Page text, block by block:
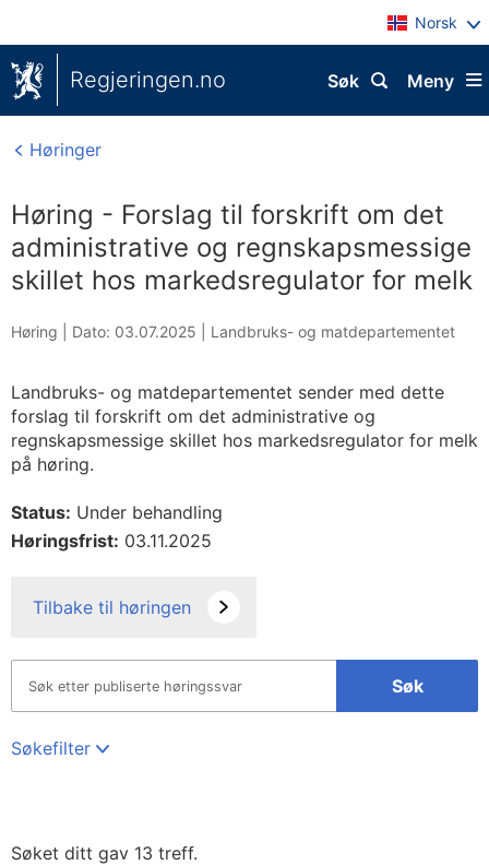
Norsk
Regjeringen.no Meny
Søk
Høringer
Høring - Forslag til forskrift om det
administrative og regnskapsmessige
skillet hos markedsregulator for melk
Høring | Dato: 03.07.2025 Landbruks- og matdepartementet
Landbruks- og matdepartementet sender med dette
forslag til forskrift om det administrative og
regnskapsmessige skillet hos markedsregulator for melk
på høring.
Status: Under behandling
Høringsfrist: 03.11.2025
Tilbake til høringen
Søk
Søkefilter
Søket ditt gav 13 treff.